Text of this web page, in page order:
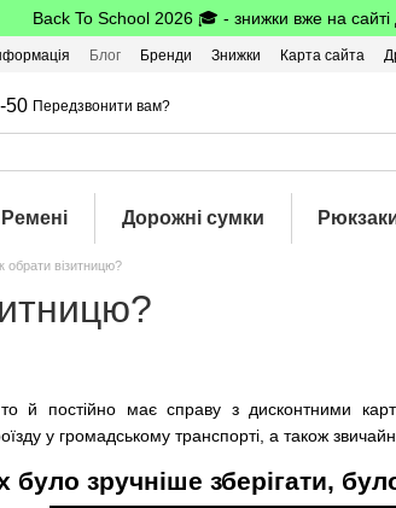
Back To School 2026 🎓 - знижки вже на сайті
Блог Бренди Знижки Карта сайта
50 Передзвонити вам?
Ремені Дорожні сумки
обрати візитницю?
й постійно має справу з дисконтними
у громадському транспорті, а також
було зручніше зберігати,